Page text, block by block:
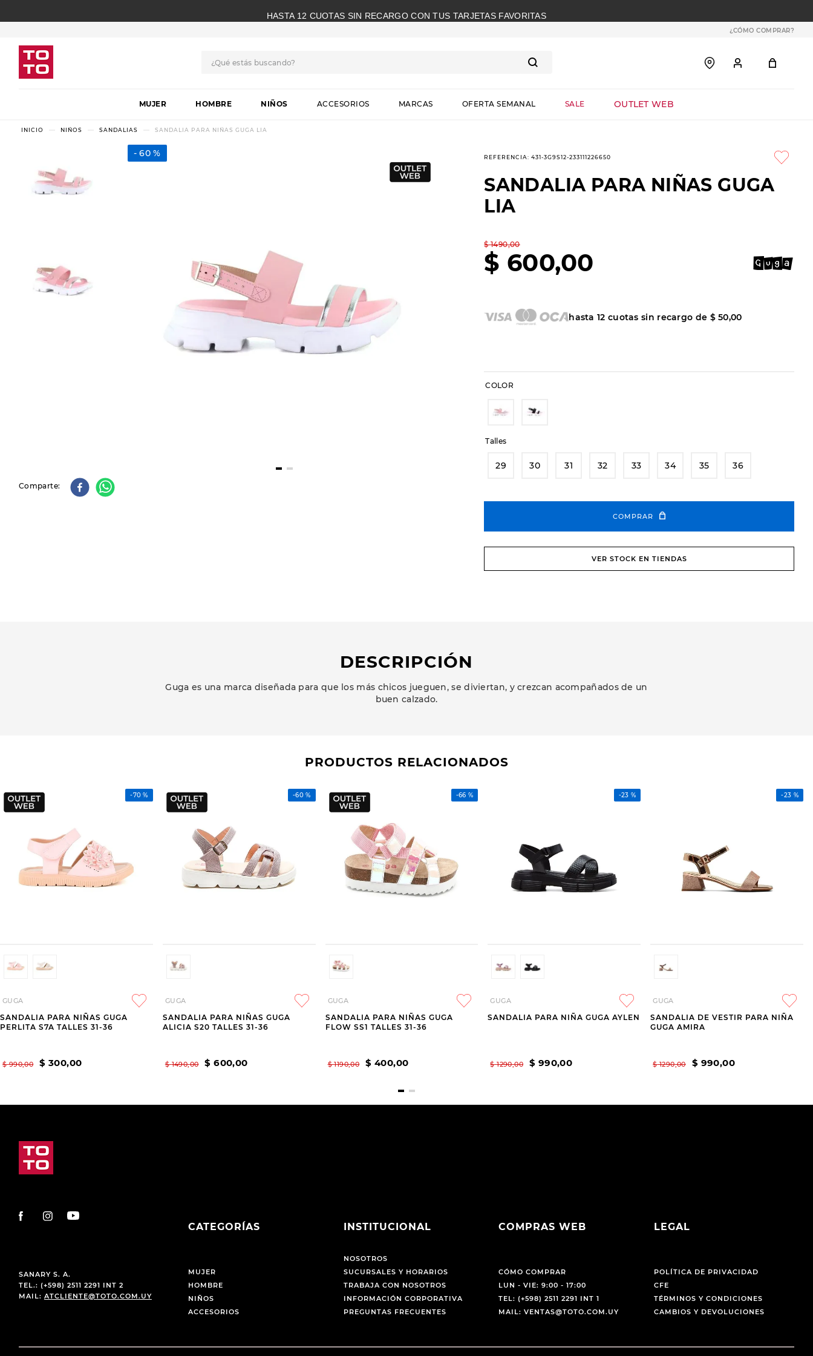
HASTA 12 CUOTAS SIN RECARGO CON TUS TARJETAS FAVORITAS
¿CÓMO COMPRAR?
MUJER HOMBRE NIÑOS ACCESORIOS MARCAS OFERTA SEMANAL SALE OUTLET WEB
NIÑOS SANDALIAS SANDALIA PARA NIÑAS GUGA LIA
60 %
Comparte
REFERENCIA:431-3G9S12-233111226650
SANDALIA PARA NIÑAS GUGA
LIA
$ 1490,00
$ 600,00
hasta12 cuotas sin recargo de $ 50,00
COLOR
Talles
29 30 31 32 33 34 35 36
COMPRAR
VER STOCK EN TIENDAS
DESCRIPCIÓN
Guga es una marca diseñada para que los más chicos jueguen, se diviertan, y crezcan acompañados de un
buen calzado.
PRODUCTOS RELACIONADOS
-70 %
GUGA
SANDALIA PARA NIÑAS GUGA
PERLITA S7A TALLES 31-36
$ 990,00 $ 300,00
-60 %
GUGA
SANDALIA PARA NIÑAS GUGA
ALICIA S20 TALLES 31-36
$ 1490,00 $ 600,00
-66 %
GUGA
SANDALIA PARA NIÑAS GUGA
FLOW SS1 TALLES 31-36
$ 1190,00 $ 400,00
-23 %
GUGA
SANDALIA PARA NIÑA GUGA AYLEN
$ 1290,00 $ 990,00
-23 %
GUGA
SANDALIA DE VESTIR PARA NIÑA
GUGA AMIRA
$ 1290,00 $ 990,00
SANARY S. A.
TEL.: (+598) 2511 2291 INT 2
MAIL: ATCLIENTE@TOTO.COM.UY
CATEGORÍAS
MUJER
HOMBRE
NIÑOS
ACCESORIOS
INSTITUCIONAL
NOSOTROS
SUCURSALES Y HORARIOS
TRABAJA CON NOSOTROS
INFORMACIÓN CORPORATIVA
PREGUNTAS FRECUENTES
COMPRAS WEB
CÓMO COMPRAR
LUN - VIE: 9:00 - 17:00
TEL: (+598) 2511 2291 INT 1
MAIL: VENTAS@TOTO.COM.UY
LEGAL
POLÍTICA DE PRIVACIDAD
CFE
TÉRMINOS Y CONDICIONES
CAMBIOS Y DEVOLUCIONES
1.
botas
2.
skechers
3.
slip-ins